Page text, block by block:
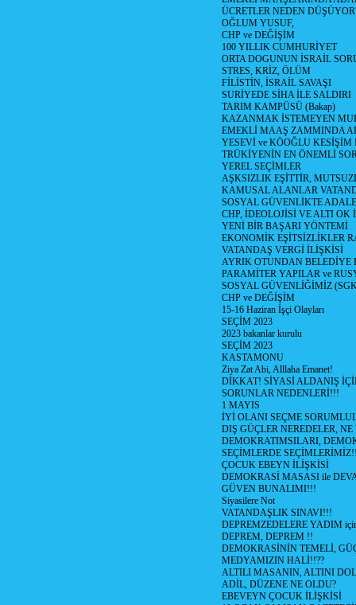
ÜCRETLER NEDEN
OĞLUM YUSUF,
CHP ve DEĞİŞİM
100 YILLIK CUMHURİYET
ORTA DOGUNUN İSRAİL
STRES, KRİZ, ÖLÜM
FİLİSTİN, İSRAİL SAVAŞI
SURİYEDE SİHA İLE SALDIRI
TARIM KAMPÜSÜ (Bakap)
KAZANMAK İSTEMEYEN
EMEKLİ MAAŞ ZAMMINDA
YESEVİ ve KÖOĞLU
TRÜKİYENİN EN ÖNEMLİ
YEREL SEÇİMLER
AŞKSIZLIK EŞİTTİR,
KAMUSAL ALANLAR
SOSYAL GÜVENLİKTE
CHP, İDEOLOJİSİ VE ALTI OK
YENİ BİR BAŞARI YÖNTEMİ
EKONOMİK EŞİTSİZLİKLER
VATANDAŞ VERGİ İLİŞKİSİ
AYRIK OTUNDAN
PARAMİTER YAPILAR ve
SOSYAL GÜVENLİĞİMİZ
CHP ve DEĞİŞİM
15-16 Haziran İşçi Olayları
SEÇİM 2023
2023 bakanlar kurulu
SEÇİM 2023
KASTAMONU
Ziya Zat Abi, Alllaha Emanet!
DİKKAT! SİYASİ ALDANIŞ
SORUNLAR NEDENLERİ!!!
1 MAYIS
İYİ OLANI SEÇME
DIŞ GÜÇLER NEREDELER,
DEMOKRATIMSILARI,
SEÇİMLERDE
ÇOCUK EBEYN İLİŞKİSİ
DEMOKRASİ MASASI ile
GÜVEN BUNALIMI!!!
Siyasilere Not
VATANDAŞLIK SINAVI!!!
DEPREMZEDELERE YADIM
DEPREM, DEPREM !!
DEMOKRASİNİN TEMELİ,
MEDYAMIZIN HALİ!!??
ALTILI MASANIN, ALTINI
ADİL, DÜZENE NE OLDU?
EBEVEYN ÇOCUK İLİŞKİSİ